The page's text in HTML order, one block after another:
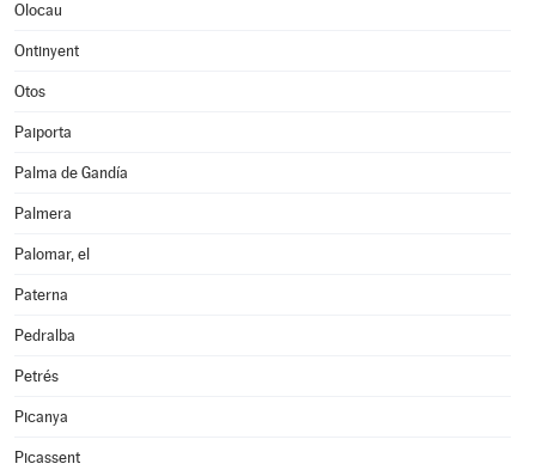
Olocau
Ontinyent
Otos
Paiporta
Palma de Gandía
Palmera
Palomar, el
Paterna
Pedralba
Petrés
Picanya
Picassent